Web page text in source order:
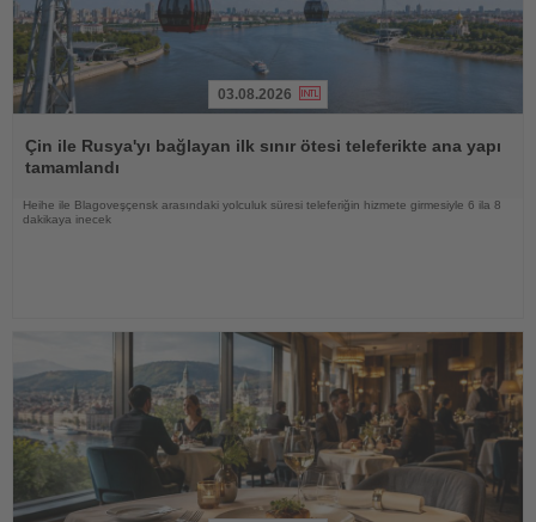
Oku
03.08.2026
Çin ile Rusya'yı bağlayan ilk sınır ötesi teleferikte ana yapı
tamamlandı
Heihe ile Blagoveşçensk arasındaki yolculuk süresi teleferiğin hizmete girmesiyle 6 ila 8
dakikaya inecek